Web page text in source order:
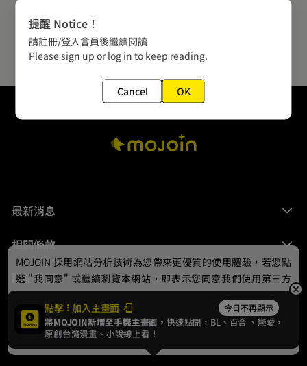
最新消息
相關條款
聯絡我們
© 2024 gamania Digital Entertainment Co., Ltd.
點擊 加入主畫面 今日不再顯示
將MOJOIN新增至手機主畫面，快速點開，BL、 百合 、戀愛，
原創台灣漫畫、小說線上看！
MOJOIN 採用網站分析技術為您帶來更優質的使用體驗，若您點
選 "我同意" 或繼續瀏覽本網站，即表示您同意我們使用第三方
Cookie，欲瞭解更多資訊請見隱私權政策。
我同意
提醒 Notice！
請註冊/登入會員後繼續閱讀
Please sign up or log in to keep reading.
Cancel OK